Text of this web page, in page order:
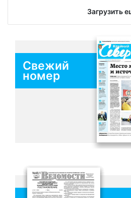
Загрузить
Свежий
номер